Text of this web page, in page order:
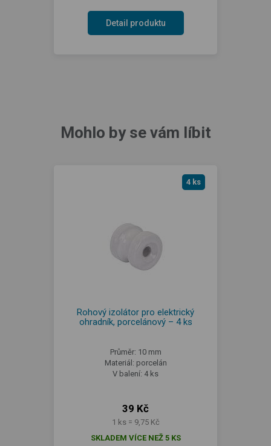
Detail produktu
Mohlo by se vám líbit
4 ks
Rohový izolátor pro elektrický
ohradník, porcelánový – 4 ks
Průměr: 10 mm
Materiál: porcelán
V balení: 4 ks
39 Kč
1 ks = 9,75 Kč
SKLADEM VÍCE NEŽ 5 KS